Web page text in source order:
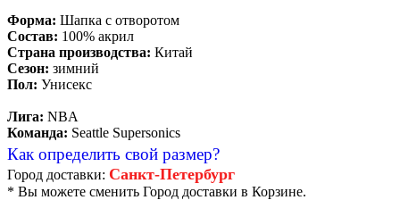
Форма: Шапка с отворотом
Состав: 100% акрил
Страна производства: Китай
Сезон: зимний
Пол: Унисекс
Лига: NBA
Команда: Seattle Supersonics
Как определить свой размер?
Город доставки: Санкт-Петербург
* Вы можете сменить Город доставки в Корзине.